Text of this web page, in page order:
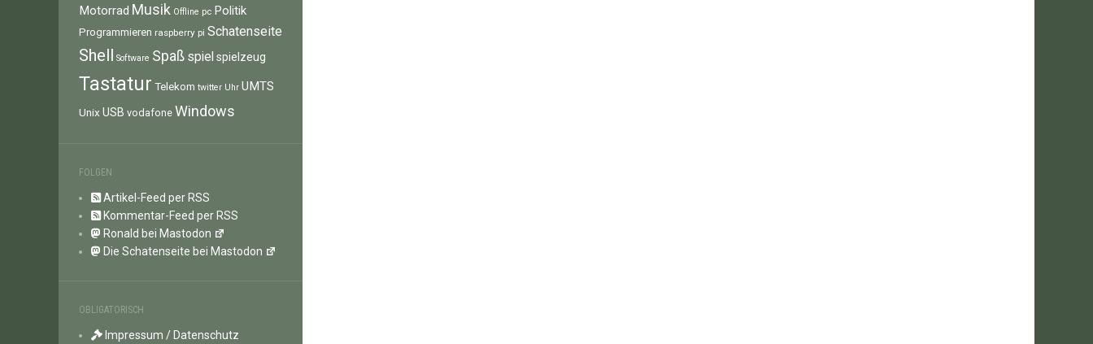
Motorrad Musik Offline pc Politik
Programmieren raspberry pi Schatenseite
Shell Software Spaß spiel spielzeug
Tastatur Telekom twitter Uhr UMTS
Unix USB vodafone Windows
FOLGEN
Artikel-Feed per RSS
Kommentar-Feed per RSS
Ronald bei Mastodon
Die Schatenseite bei Mastodon
OBLIGATORISCH
Impressum / Datenschutz